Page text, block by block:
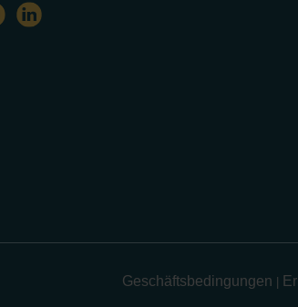
Geschäftsbedingungen